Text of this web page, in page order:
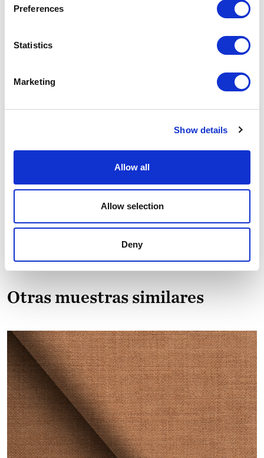
Preferences
Statistics
Marketing
Show details
Allow all
Allow selection
Deny
Otras muestras similares